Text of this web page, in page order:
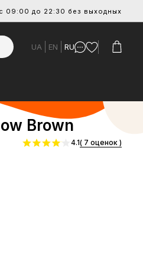
с 09:00 до 22:30 без выходных
UA EN RU
Brown
4.1( 7 оценок )